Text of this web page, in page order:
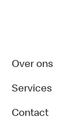
Over ons
Services
Contact